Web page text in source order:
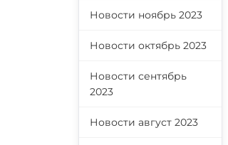
Новости ноябрь 2023
Новости октябрь 2023
Новости сентябрь
2023
Новости август 2023